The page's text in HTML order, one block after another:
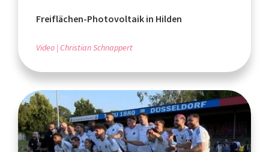
Freiflächen-Photovoltaik in Hilden
Video Christian Schnappert